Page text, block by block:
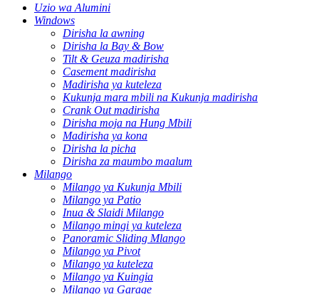
Uzio wa Alumini
Windows
Dirisha la awning
Dirisha la Bay & Bow
Tilt & Geuza madirisha
Casement madirisha
Madirisha ya kuteleza
Kukunja mara mbili na Kukunja madirisha
Crank Out madirisha
Dirisha moja na Hung Mbili
Madirisha ya kona
Dirisha la picha
Dirisha za maumbo maalum
Milango
Milango ya Kukunja Mbili
Milango ya Patio
Inua & Slaidi Milango
Milango mingi ya kuteleza
Panoramic Sliding Mlango
Milango ya Pivot
Milango ya kuteleza
Milango ya Kuingia
Milango ya Garage